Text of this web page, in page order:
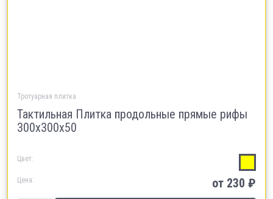
Тротуарная плитка
Тактильная Плитка продольные прямые рифы
300х300х50
Цвет:
Цена: от 230 ₽